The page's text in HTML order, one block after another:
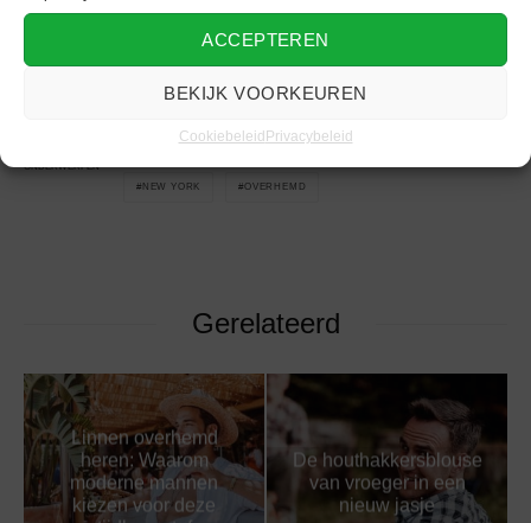
ACCEPTEREN
BEKIJK VOORKEUREN
Cookiebeleid Privacybeleid
Lees meermode nieuws voor mannenop lifestyle platform
ONDERWERPEN
BLAUW OVERHEMD ESPRIT
NEW YORK OVERHEMD
Gerelateerd
Linnen overhemd
heren: Waarom
moderne mannen
kiezen voor deze
De houthakkersblouse
van vroeger in een
nieuw jasje